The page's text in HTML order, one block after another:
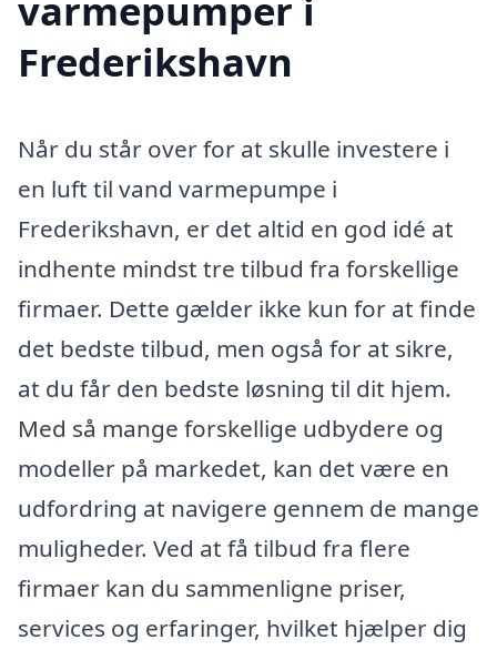
Frederikshavn
Når du står over for at skulle investere i
en luft til vand varmepumpe i
Frederikshavn, er det altid en god idé at
indhente mindst tre tilbud fra forskellige
firmaer. Dette gælder ikke kun for at finde
det bedste tilbud, men også for at sikre,
at du får den bedste løsning til dit hjem.
Med så mange forskellige udbydere og
modeller på markedet, kan det være en
udfordring at navigere gennem de mange
muligheder. Ved at få tilbud fra flere
firmaer kan du sammenligne priser,
services og erfaringer, hvilket hjælper dig